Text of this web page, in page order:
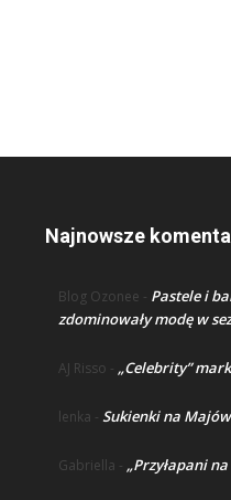
Najnowsze
Blog Ozonee - Pastele i
zdominowały modę w
AJ Risso - „Celebrity”
lenka - Sukienki na
Gabriella - „Przyłapani